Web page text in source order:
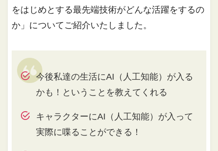
をはじめとする最先端技術がどんな活躍をするの
か」についてご紹介いたしました。
今後私達の生活にAI（人工知能）が入る
かも！ということを教えてくれる
キャラクターにAI（人工知能）が入って
実際に喋ることができる！